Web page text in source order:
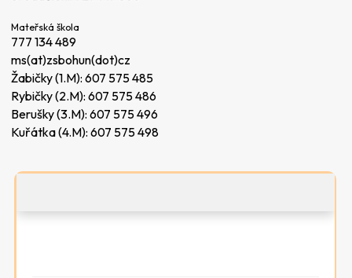
Mateřská škola
777 134 489
ms(at)zsbohun(dot)cz
Žabičky (1.M): 607 575 485
Rybičky (2.M): 607 575 486
Berušky (3.M): 607 575 496
Kuřátka (4.M): 607 575 498